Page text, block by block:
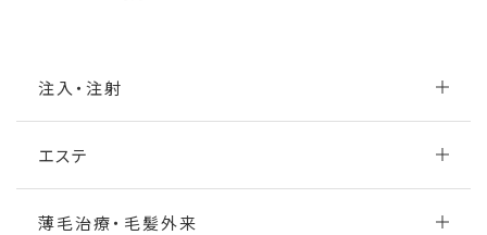
注入・注射
エステ
薄毛治療・毛髪外来